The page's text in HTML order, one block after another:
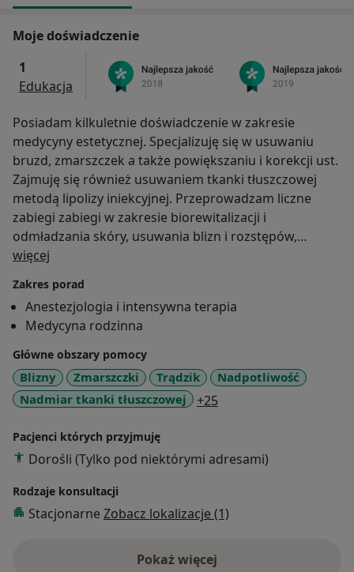
Moje doświadczenie
1
Edukacja
Posiadam kilkuletnie doświadczenie w zakresie
medycyny estetycznej. Specjalizuję się w usuwaniu
bruzd, zmarszczek a także powiększaniu i korekcji ust.
Zajmuję się również usuwaniem tkanki tłuszczowej
metodą lipolizy iniekcyjnej. Przeprowadzam liczne
zabiegi zabiegi w zakresie biorewitalizacji i
odmładzania skóry, usuwania blizn i rozstępów,
usuwania przebarwień. Wykonuję zabiegi korygujące
kolagenu.
Wykonuję także zabiegi mezoterapii igłowej, peelingi
oraz toksynę botulinową.
Przebyłam w zakresie wymienionych zabiegów szereg
szkoleń i kursów potwierdzonych certyfikatami.
Uniwersytetu Medycznego w Katowicach.
Obecnie w trakcie specjalizacji z anestezjologii i
intensywnej terapii.
więcej
Zakres porad
Anestezjologia i intensywna terapia
Medycyna rodzinna
Główne obszary pomocy
Blizny Zmarszczki Trądzik
Nadpotliwość
Nadmiar tkanki tłuszczowej
+25
Pacjenci których przyjmuję
Dorośli (Tylko pod niektórymi adresami)
Rodzaje konsultacji
Stacjonarne Zobacz lokalizacje (1)
Pokaż więcejo doświadczeniu